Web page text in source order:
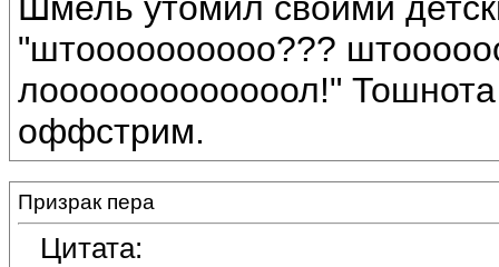
Шмель утомил своими
"штоооооооооо???
лооооооооооооол!"
оффстрим.
Призрак пера
Цитата: